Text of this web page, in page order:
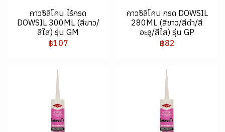
กาวซิลิโคน ไร้กรด
DOWSIL 300ML (สีขาว/
สีใส) รุ่น GM
฿107
กาวซิลิโคน กรด DOWSIL
280ML (สีขาว/สีดำ/สี
อะลู/สีใส) รุ่น GP
฿82